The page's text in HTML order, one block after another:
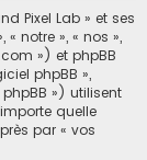
Pixel Lab » et ses
notre », « nos »,
») et phpBB
phpBB »,
phpBB ») utilisent
quelle
par « vos